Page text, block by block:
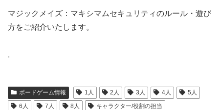
マジックメイズ：マキシマムセキュリティのルール・遊び
方をご紹介いたします。
.
ボードゲーム情報 1人 2人 3人 4人
5人
6人
7人 8人
キャラクター/役割の担当